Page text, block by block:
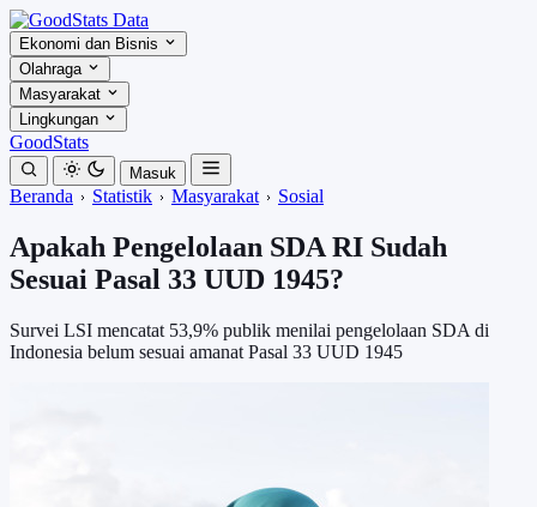
Ekonomi dan Bisnis
Olahraga
Masyarakat
Lingkungan
GoodStats
Masuk
Beranda Statistik Masyarakat Sosial
Apakah Pengelolaan SDA RI Sudah
Sesuai Pasal 33 UUD 1945?
Survei LSI mencatat 53,9% publik menilai pengelolaan SDA di
Indonesia belum sesuai amanat Pasal 33 UUD 1945